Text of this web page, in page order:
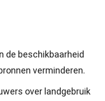
de beschikbaarheid
verminderen.
over landgebruik